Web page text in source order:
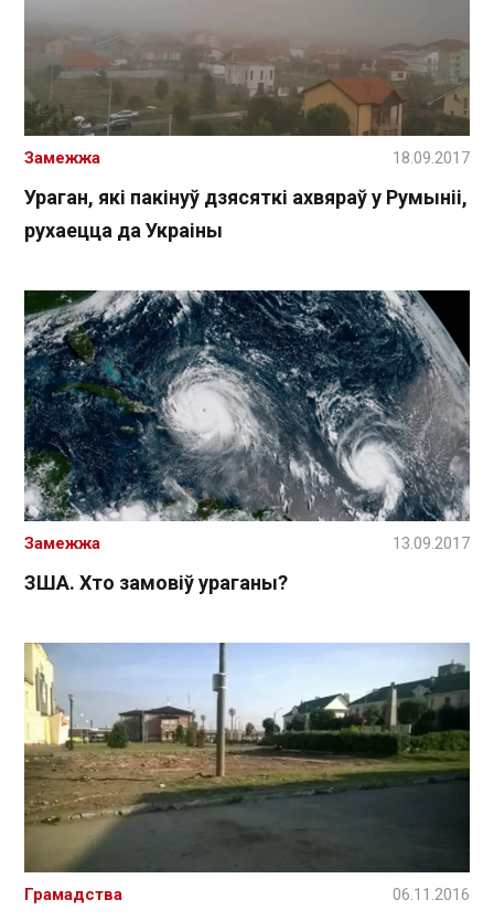
Ураган, які пакінуў дзясяткі ахвяраў у Румыніі,
рухаецца да Украіны
Замежжа 18.09.2017
ЗША. Хто замовіў ураганы?
Замежжа 13.09.2017
Грамадства 06.11.2016